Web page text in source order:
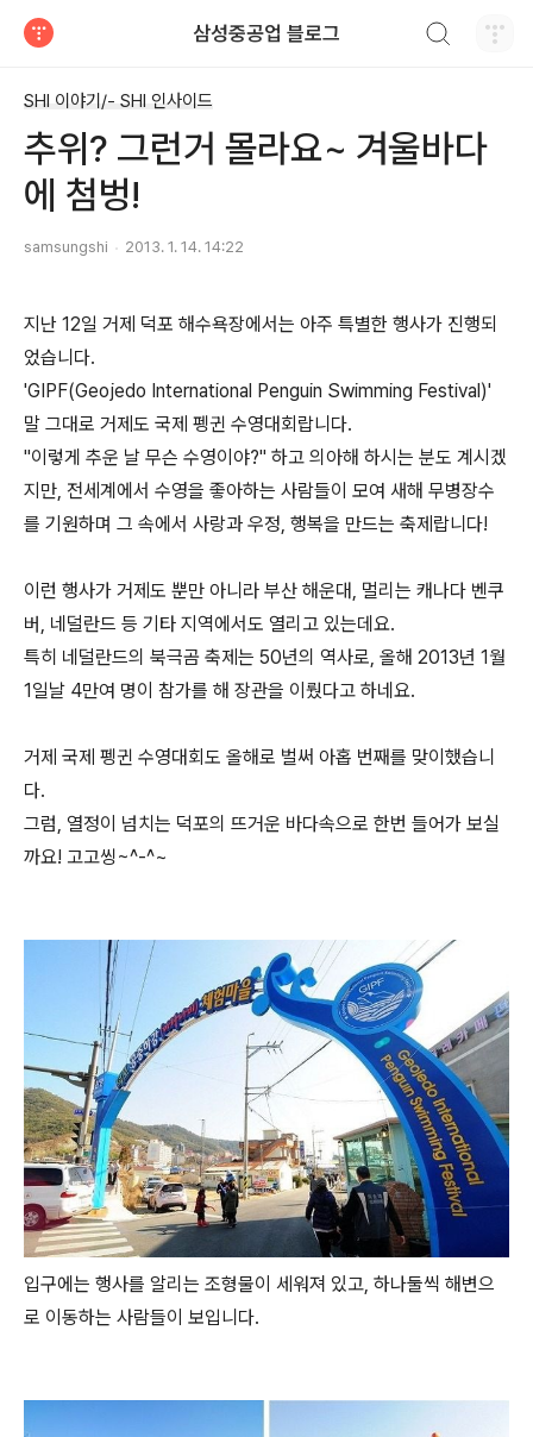
삼성중공업 블로그
SHI 이야기/- SHI 인사이드
추위? 그런거 몰라요~ 겨울바다
에 첨벙!
samsungshi 2013. 1. 14. 14:22
지난 12일 거제 덕포 해수욕장에서는 아주 특별한 행사가 진행되
었습니다.
'GIPF(Geojedo International Penguin Swimming Festival)'
말 그대로 거제도 국제 펭귄 수영대회랍니다.
"이렇게 추운 날 무슨 수영이야?" 하고 의아해 하시는 분도 계시겠
지만, 전세계에서 수영을 좋아하는 사람들이 모여 새해 무병장수
를 기원하며 그 속에서 사랑과 우정, 행복을 만드는 축제랍니다!
이런 행사가 거제도 뿐만 아니라 부산 해운대, 멀리는 캐나다 벤쿠
버, 네덜란드 등 기타 지역에서도 열리고 있는데요.
특히 네덜란드의 북극곰 축제는 50년의 역사로, 올해 2013년 1월
1일날 4만여 명이 참가를 해 장관을 이뤘다고 하네요.
거제 국제 펭귄 수영대회도 올해로 벌써 아홉 번째를 맞이했습니
다.
그럼, 열정이 넘치는 덕포의 뜨거운 바다속으로 한번 들어가 보실
까요! 고고씽~^-^~
입구에는 행사를 알리는 조형물이 세워져 있고, 하나둘씩 해변으
로 이동하는 사람들이 보입니다.